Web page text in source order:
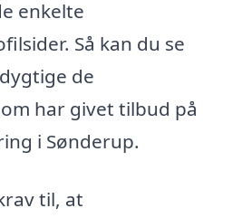
enkelte
Så kan du se
de
har givet tilbud på
i Sønderup.
til, at